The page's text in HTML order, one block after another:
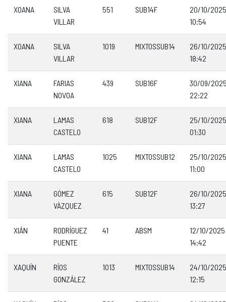
XOANA
SILVA
VILLAR
551 SUB14F
20/10/2025
10:54
XOANA
SILVA
VILLAR
1019 MIXTOSSUB14
26/10/2025
18:42
XIANA
FARIAS
NOVOA
439 SUB16F
30/09/
22:22
XIANA
LAMAS
CASTELO
618 SUB12F
25/10/2025
01:30
XIANA
LAMAS
CASTELO
1025 MIXTOSSUB12
25/10/2025
11:00
XIANA
GÓMEZ
VÀZQUEZ
615 SUB12F
26/10/2025
13:27
XIÁN
RODRÍGUEZ
PUENTE
41 ABSM
12/10/2025
14:42
XAQUÍN
RÍOS
GONZÁLEZ
1013 MIXTOSSUB14
24/10/2025
12:15